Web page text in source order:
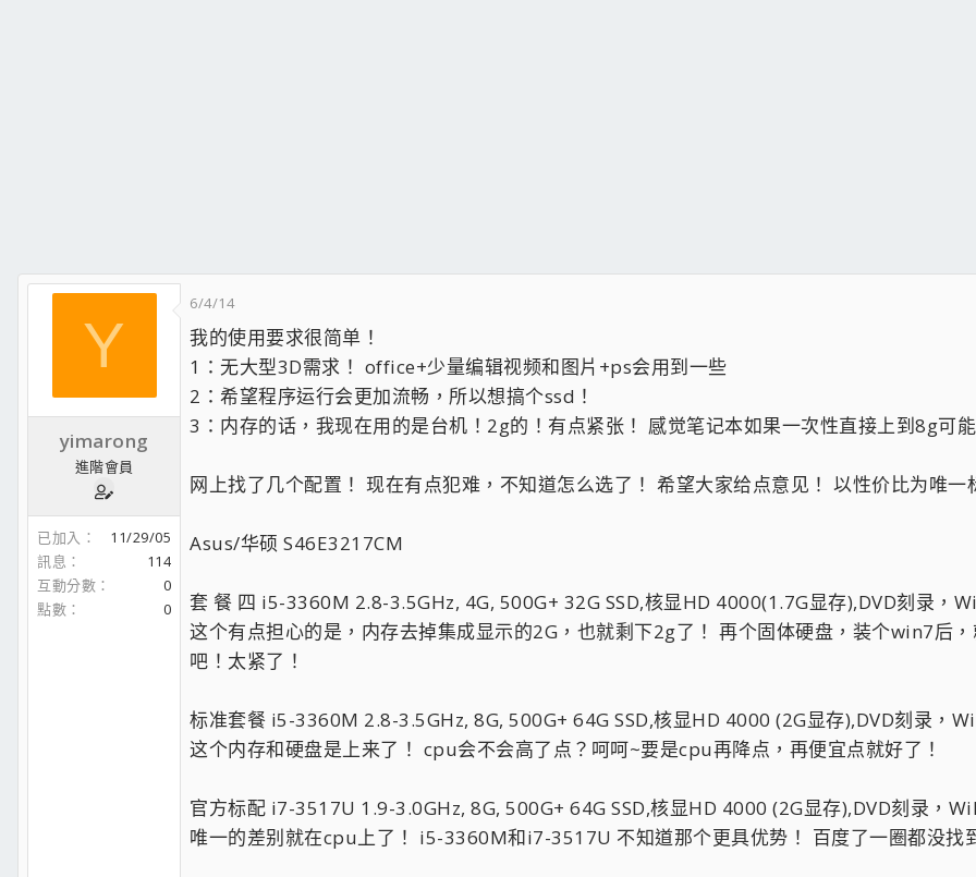
Y
yimarong
進階會員
已加入
11/29/05
訊息
114
互動分數
0
點數
0
6/4/14
我的使用要求很简单！
1：无大型3D需求！ office+少量编辑视频和图片+ps会用到一些
2：希望程序运行会更加流畅，所以想搞个ssd！
3：内存的话，我现在用的是台机！2g的！有点紧张！ 感觉笔记本如果一次性直接上到8g可
网上找了几个配置！ 现在有点犯难，不知道怎么选了！ 希望大家给点意见！ 以性价比为唯
Asus/华硕 S46E3217CM
套 餐 四 i5-3360M 2.8-3.5GHz, 4G, 500G+ 32G SSD,核显HD 4000(1.7G显存),DVD刻录，
这个有点担心的是，内存去掉集成显示的2G，也就剩下2g了！ 再个固体硬盘，装个win7后
吧！太紧了！
标准套餐 i5-3360M 2.8-3.5GHz, 8G, 500G+ 64G SSD,核显HD 4000 (2G显存),DVD刻录，
这个内存和硬盘是上来了！ cpu会不会高了点？呵呵~要是cpu再降点，再便宜点就好了！
官方标配 i7-3517U 1.9-3.0GHz, 8G, 500G+ 64G SSD,核显HD 4000 (2G显存),DVD刻录，
唯一的差别就在cpu上了！ i5-3360M和i7-3517U 不知道那个更具优势！ 百度了一圈都没找